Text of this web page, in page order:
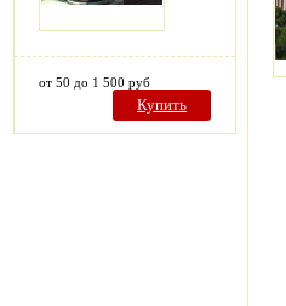
от 50 до 1 500 руб
Купить